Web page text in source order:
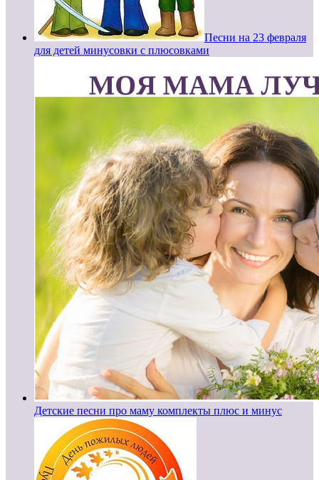
Песни на 23 февраля
для детей минусовки с плюсовками
Детские песни про маму комплекты плюс и минус